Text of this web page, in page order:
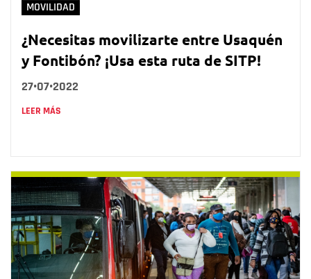
MOVILIDAD
¿Necesitas movilizarte entre Usaquén
y Fontibón? ¡Usa esta ruta de SITP!
27•07•2022
LEER MÁS